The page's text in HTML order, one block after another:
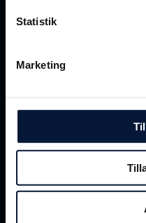
Statistik
Marketing
at yde økonomisk
En mulighed er også
mere om her: